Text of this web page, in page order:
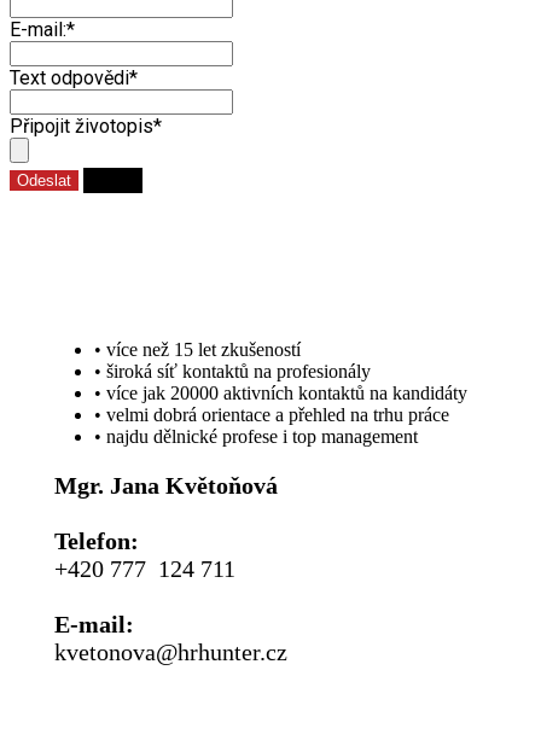
E-mail:*
Text odpovědi*
Připojit životopis*
Odeslat
• více než 15 let zkušeností
• široká síť kontaktů na profesionály
• více jak 20000 aktivních kontaktů na kandidáty
• velmi dobrá orientace a přehled na trhu práce
• najdu dělnické profese i top management
Mgr. Jana Květoňová
Telefon:
+420 777 124 711
E-mail:
kvetonova@hrhunter.cz